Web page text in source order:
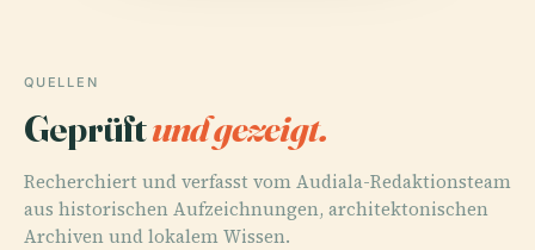
QUELLEN
Geprüftund gezeigt.
Recherchiert und verfasst vom Audiala-Redaktionsteam
aus historischen Aufzeichnungen, architektonischen
Archiven und lokalem Wissen.